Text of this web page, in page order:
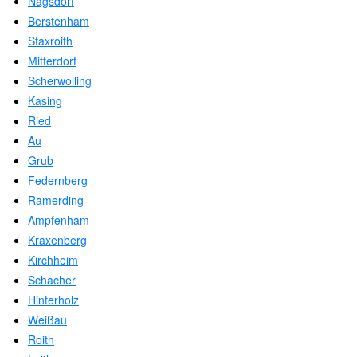
Berstenham
Staxroith
Mitterdorf
Scherwolling
Kasing
Ried
Au
Grub
Federnberg
Ramerding
Ampfenham
Kraxenberg
Kirchheim
Schacher
Hinterholz
Weißau
Roith